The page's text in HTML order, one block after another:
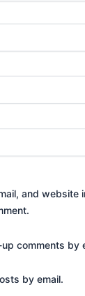
and website
comments by
by email.